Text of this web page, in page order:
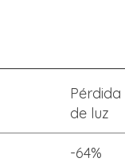
Pérdida
de luz
-64%